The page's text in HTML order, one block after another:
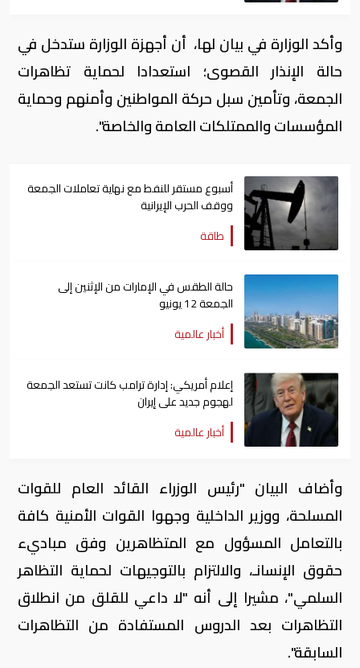
وأكد الوزارة في بيان لها، أن أجهزة الوزارة ستدخل في
حالة الإنذار القصوى؛ استعدادا لحماية تظاهرات
الجمعة، وتأمين سبل حركة المواطنين وأمنهم وحماية
المؤسسات والممتلكات العامة والخاصة".
أسبوع مستقر للنفط مع نهاية تعاملات الجمعة
ووقف الحرب الإيرانية
طاقة
حالة الطقس في الإمارات من الإثنين إلى
الجمعة 12 يونيو
أخبار عالمية
إعلام أمريكي: إدارة ترامب كانت تستعد الجمعة
لهجوم جديد على إيران
أخبار عالمية
وأضاف البيان "رئيس الوزراء القائد العام للقوات
المسلحة، ووزير الداخلية وجهوا القوات الأمنية كافة
بالتعامل المسؤول مع المتظاهرين وفق مباديء
حقوق الإنسانـ، والالتزام بالتوجيهات لحماية التظاهر
السلمي"، مشيرا إلى أنه "لا داعي للقلق من انطلاق
التظاهرات بعد الدروس المستفادة من التظاهرات
السابقة".